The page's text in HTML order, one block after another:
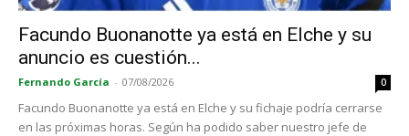
Facundo Buonanotte ya está en Elche y su
anuncio es cuestión...
Fernando García - 07/08/2026 0
Facundo Buonanotte ya está en Elche y su fichaje podría cerrarse
en las próximas horas. Según ha podido saber nuestro jefe de